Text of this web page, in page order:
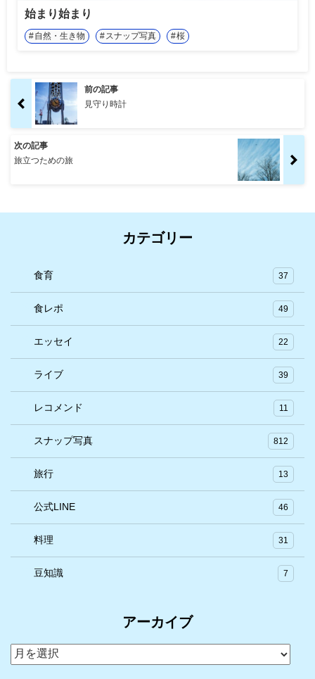
始まり始まり
自然・生き物 スナップ写真 桜
前の記事
見守り時計
次の記事
旅立つための旅
カテゴリー
食育 37
食レポ 49
エッセイ 22
ライブ 39
レコメンド 11
スナップ写真 812
旅行 13
公式LINE 46
料理 31
豆知識 7
アーカイブ
ア